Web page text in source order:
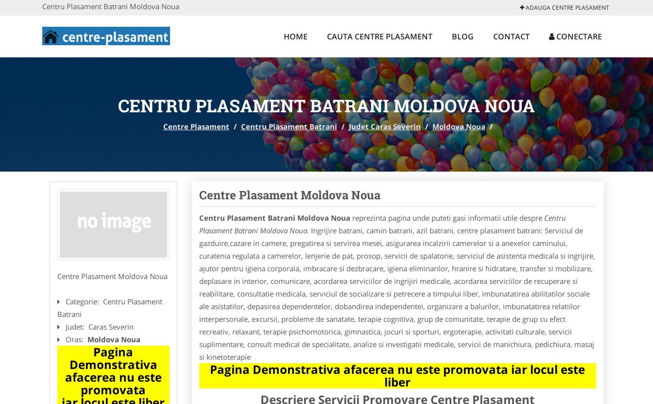
Centru Plasament Batrani Moldova Noua ADAUGA CENTRE PLASAMENT
HOME CAUTA CENTRE PLASAMENT BLOG CONTACT CONECTARE
CENTRU PLASAMENT BATRANI MOLDOVA NOUA
Centre Plasament / Centru Plasament Batrani / Judet Caras Severin / Moldova Noua /
Centre Plasament Moldova Noua
Categorie: Centru Plasament
Batrani
Judet: Caras Severin
Oras: Moldova Noua
Pagina
Demonstrativa
afacerea nu este
promovata
Centre Plasament Moldova Noua
Centru Plasament Batrani Moldova Noua reprezinta pagina unde puteti gasi informatii utile despre Centru
Plasament Batrani Moldova Noua. Ingrijire batrani, camin batrani, azil batrani, centre plasament batrani: Serviciul de
gazduire,cazare in camere, pregatirea si servirea mesei, asigurarea incalzirii camerelor si a anexelor caminului,
curatenia regulata a camerelor, lenjerie de pat, prosop, servicii de spalatorie, serviciul de asistenta medicala si ingrijire,
ajutor pentru igiena corporala, imbracare si dezbracare, igiena eliminarilor, hranire si hidratare, transfer si mobilizare,
deplasare in interior, comunicare, acordarea serviciilor de ingrijiri medicale, acordarea serviciilor de recuperare si
reabilitare, consultatie medicala, serviciul de socializare si petrecere a timpului liber, imbunatatirea abilitatilor sociale
ale asistatilor, depasirea dependentelor, dobandirea independentei, organizare a balurilor, imbunatatirea relatiilor
interpersonale, excursii, probleme de sanatate, terapie cognitiva, grup de comunitate, terapie de grup cu efect
recreativ, relaxant, terapie psichomotorica, gimnastica, jocuri si sporturi, ergoterapie, activitati culturale, servicii
suplimentare, consult medical de specialitate, analize si investigatii medicale, servicii de manichiura, pedichiura, masaj
si kinetoterapie
Pagina Demonstrativa afacerea nu este promovata iar locul este
liber
Descriere Servicii Promovare Centre Plasament